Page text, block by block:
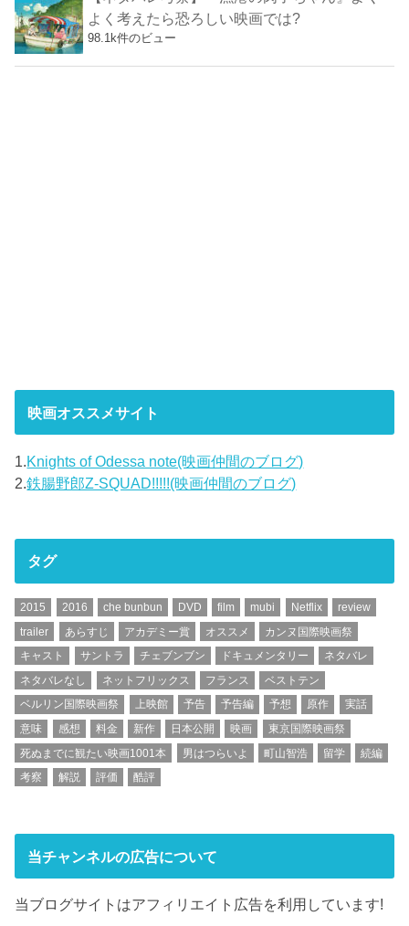
よく考えたら恐ろしい映画では?
98.1k件のビュー
映画オススメサイト
1. Knights of Odessa note(映画仲間のブログ)
2.鉄腸野郎Z-SQUAD!!!!!(映画仲間のブログ)
タグ
2015 2016 che bunbun DVD film mubi Netflix
review
trailer
あらすじ アカデミー賞 オススメ
カンヌ国際映画祭
キャスト
サントラ チェブンブン ドキュメンタリー
ネタバレ
ネタバレなし
ネットフリックス フランス
ベストテン
ベルリン国際映画祭
上映館 予告 予告編 予想 原作
実話
意味
感想 料金 新作 日本公開 映画
東京国際映画祭
死ぬまでに観たい映画1001本
男はつらいよ 町山智浩 留学
続編
考察
解説 評価 酷評
当チャンネルの広告について
当ブログサイトはアフィリエイト広告を利用しています!